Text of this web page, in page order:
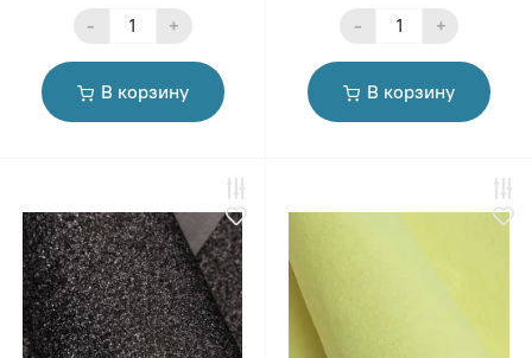
- +
В корзину
- +
В корзину